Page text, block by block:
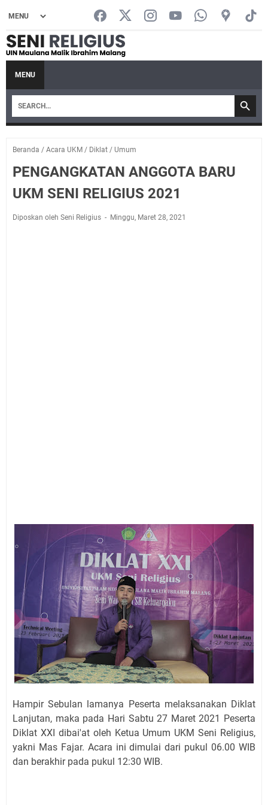
MENU
Beranda / Acara UKM / Diklat / Umum
PENGANGKATAN ANGGOTA BARU
UKM SENI RELIGIUS 2021
Diposkan oleh Seni Religius Minggu, Maret 28, 2021
Hampir Sebulan lamanya Peserta melaksanakan Diklat
Lanjutan, maka pada Hari Sabtu 27 Maret 2021 Peserta
Diklat XXI dibai'at oleh Ketua Umum UKM Seni Religius,
yakni Mas Fajar. Acara ini dimulai dari pukul 06.00 WIB
dan berakhir pada pukul 12:30 WIB.